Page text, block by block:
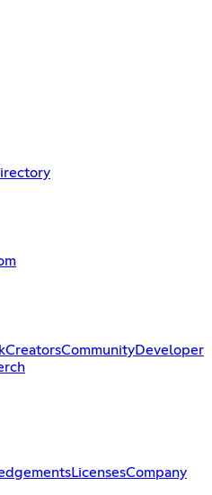
CreatorsCommunityDeveloper
LicensesCompany